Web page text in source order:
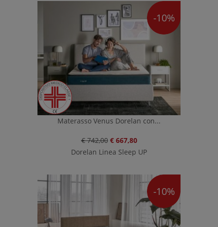
-10%
Materasso Venus Dorelan con...
€ 742,00 € 667,80
Dorelan Linea Sleep UP
-10%